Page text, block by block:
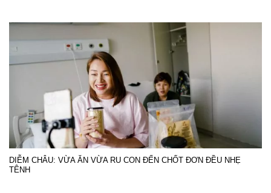
DIỄM CHÂU: VỪA ĂN VỪA RU CON ĐẾN CHỐT ĐƠN ĐỀU NHẸ
TÊNH